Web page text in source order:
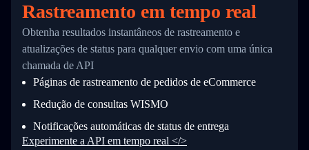
26
27
28
29
31
32
34
            "Date": "2017-03-06 15:28:00",
"StatusDescription": "Shipment
"Details": "BEIJING-
          }
      }
    ]
}
Rastreamento em tempo real
Obtenha resultados instantâneos de rastreamento e
atualizações de status para qualquer envio com uma única
chamada de API
Páginas de rastreamento de pedidos de eCommerce
Redução de consultas WISMO
Notificações automáticas de status de entrega
Experimente a API em tempo real </>